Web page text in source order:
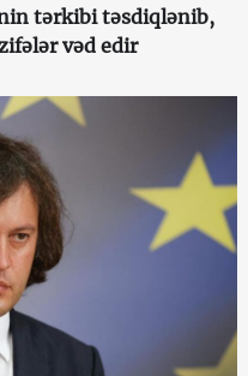
tərkibi təsdiqlənib,
vəd edir